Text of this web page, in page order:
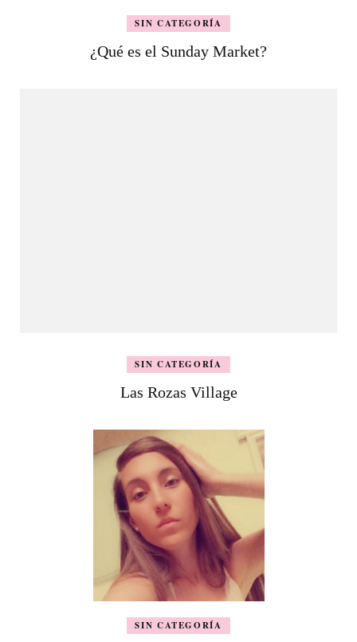
SIN CATEGORÍA
¿Qué es el Sunday Market?
SIN CATEGORÍA
Las Rozas Village
SIN CATEGORÍA